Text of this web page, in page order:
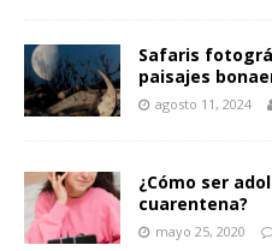
Safaris
paisajes
agosto 11, 2024
¿Cómo ser
cuarentena?
mayo 25, 2020